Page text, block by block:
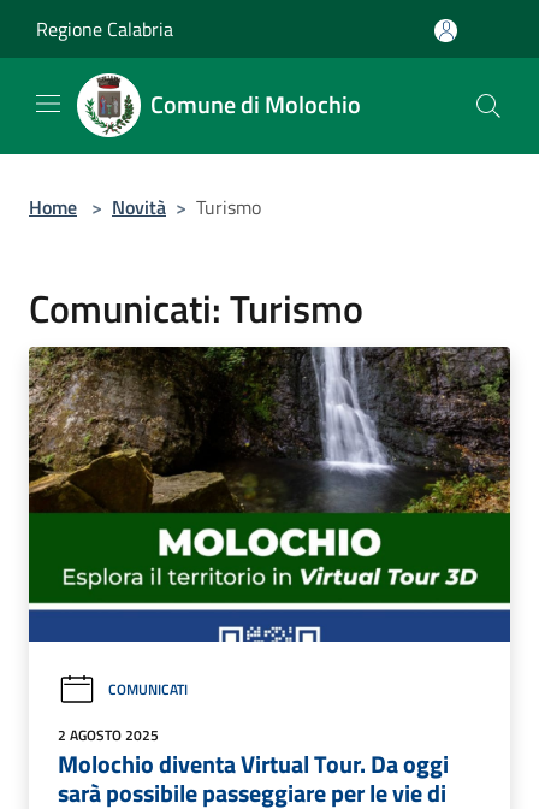
Regione Calabria
Comune di Molochio
Home > Novità > Turismo
Comunicati: Turismo
COMUNICATI
2 AGOSTO 2025
Molochio diventa Virtual Tour. Da oggi
sarà possibile passeggiare per le vie di